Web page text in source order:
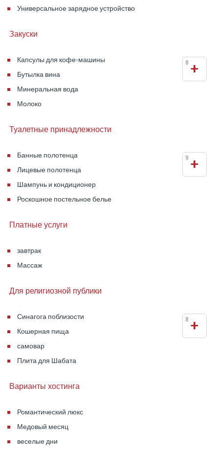
Универсальное зарядное устройство
Закуски
Капсулы для кофе-машины
Бутылка вина
Минеральная вода
Молоко
+
8
Туалетные принадлежности
Банные полотенца
Лицевые полотенца
Шампунь и кондиционер
Роскошное постельное белье
+
9
Платные услуги
завтрак
Массаж
Для религиозной публики
Синагога поблизости
Кошерная пища
самовар
Плита для Шабата
+
8
Варианты хостинга
Романтический люкс
Медовый месяц
веселые дни